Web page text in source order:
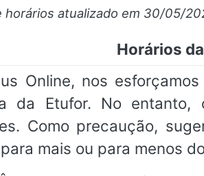
horários atualizado em 30/05/
Horários
Online, nos
da Etufor. No
Como precaução,
mais ou para menos